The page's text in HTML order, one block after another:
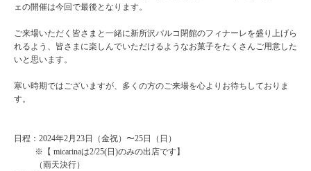
ェの開催は今回で最後となります。
ご来場いただく皆さまと一緒に新所沢パルコ閉館のフィナーレを盛り上げら
れるよう、皆さまに楽しんでいただけるようなお菓子をたくさんご用意した
いと思います。
寒い時期ではございますが、多くの方のご来場を心よりお待ちしておりま
す。
日程：2024年2月23日（金祝）〜25日（日）
※【 micarinaは2/25(日)のみの出店です】
（雨天決行）